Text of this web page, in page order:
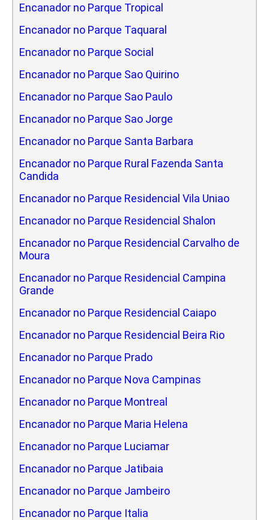
Encanador no Parque Tropical
Encanador no Parque Taquaral
Encanador no Parque Social
Encanador no Parque Sao Quirino
Encanador no Parque Sao Paulo
Encanador no Parque Sao Jorge
Encanador no Parque Santa Barbara
Encanador no Parque Rural Fazenda Santa
Candida
Encanador no Parque Residencial Vila Uniao
Encanador no Parque Residencial Shalon
Encanador no Parque Residencial Carvalho de
Moura
Encanador no Parque Residencial Campina
Grande
Encanador no Parque Residencial Caiapo
Encanador no Parque Residencial Beira Rio
Encanador no Parque Prado
Encanador no Parque Nova Campinas
Encanador no Parque Montreal
Encanador no Parque Maria Helena
Encanador no Parque Luciamar
Encanador no Parque Jatibaia
Encanador no Parque Jambeiro
Encanador no Parque Italia